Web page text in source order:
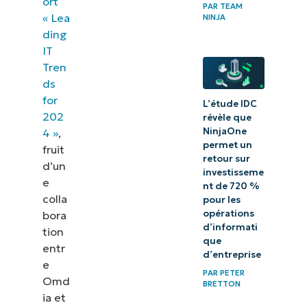
« Lea
ding
IT
Tren
ds
for
202
4 »,
fruit
d’un
e
colla
bora
tion
entr
e
Omd
ia et
PAR TEAM
NINJA
L’étude IDC
révèle que
NinjaOne
permet un
retour sur
investisseme
nt de 720 %
pour les
opérations
d’informati
que
d’entreprise
PAR PETER
BRETTON